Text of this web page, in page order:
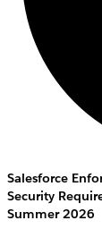
Salesforce
Security
Summer 2026